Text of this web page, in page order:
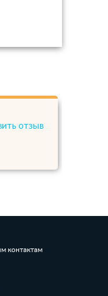
отзыв
контактам